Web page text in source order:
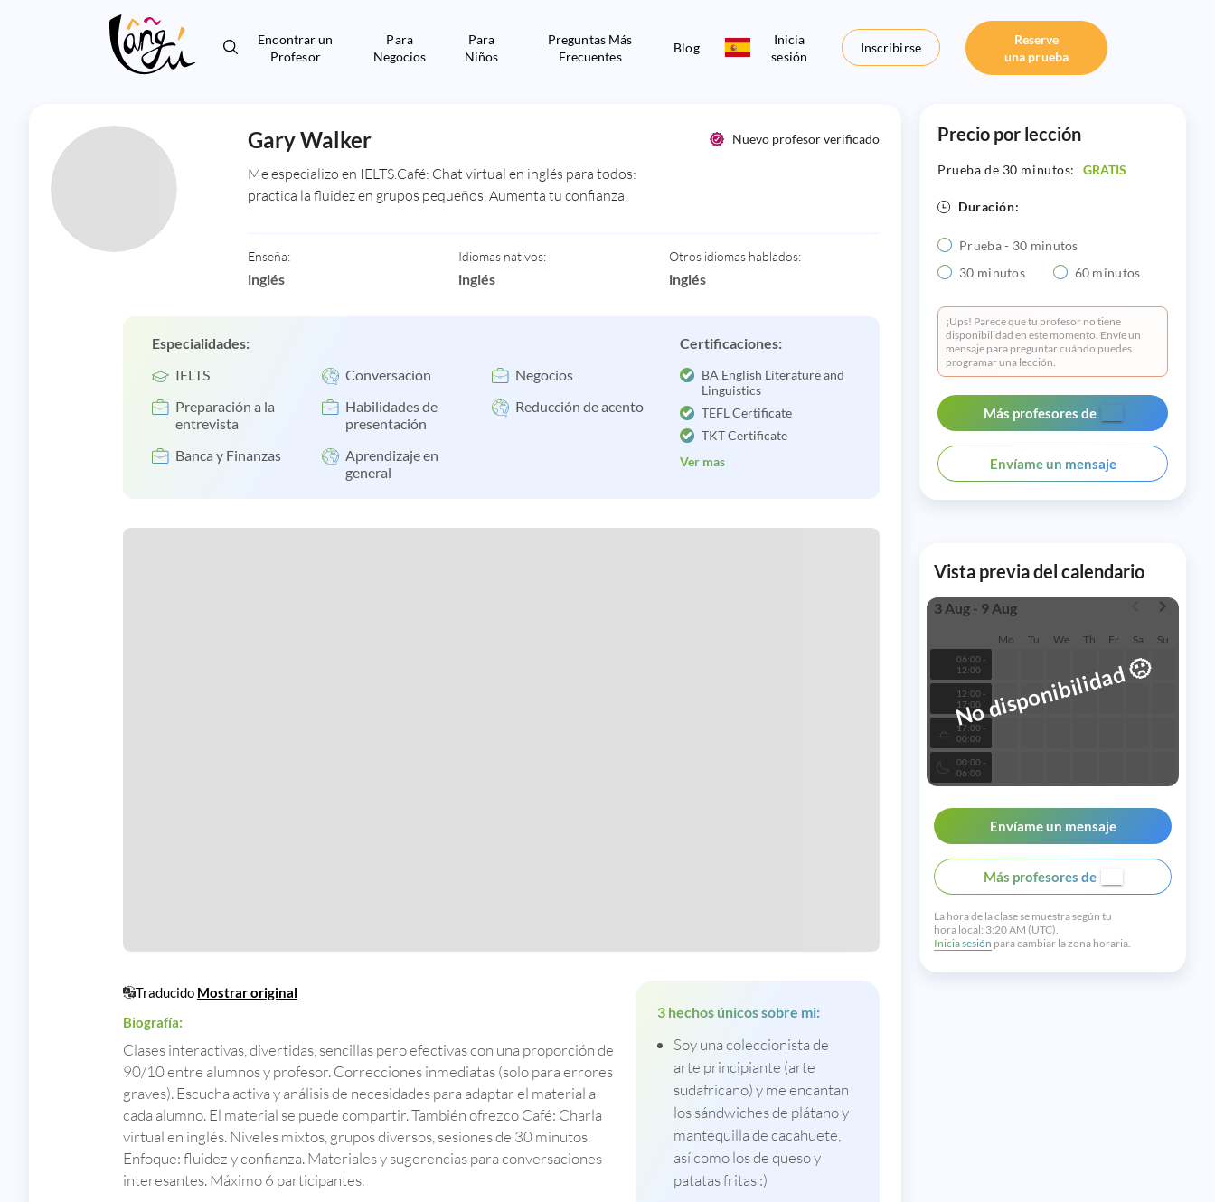
Encontrar un
Profesor
Para
Negocios
Para
Niños
Preguntas Más
Frecuentes
Blog
Inicia
sesión
Inscribirse
Reserve
una prueba
Gary Walker
Me especializo en IELTS.Café: Chat virtual en inglés para todos:
practica la fluidez en grupos pequeños. Aumenta tu confianza.
Nuevo profesor verificado
Enseña:
inglés
Idiomas nativos:
inglés
Otros idiomas hablados:
inglés
Especialidades:
IELTS
Conversación
Negocios
Preparación a la
entrevista
Habilidades de
presentación
Reducción de acento
Banca y Finanzas
Aprendizaje en
general
Certificaciones:
BA English Literature and
Linguistics
TEFL Certificate
TKT Certificate
Ver mas
Traducido Mostrar original
Biografía:
Clases interactivas, divertidas, sencillas pero efectivas con una proporción de
90/10 entre alumnos y profesor. Correcciones inmediatas (solo para errores
graves). Escucha activa y análisis de necesidades para adaptar el material a
cada alumno. El material se puede compartir. También ofrezco Café: Charla
virtual en inglés. Niveles mixtos, grupos diversos, sesiones de 30 minutos.
Enfoque: fluidez y confianza. Materiales y sugerencias para conversaciones
interesantes. Máximo 6 participantes.
3 hechos únicos sobre mi:
Soy una coleccionista de
arte principiante (arte
sudafricano) y me encantan
los sándwiches de plátano y
mantequilla de cacahuete,
así como los de queso y
patatas fritas :)
Precio por lección
Prueba de 30 minutos: GRATIS
Duración:
Prueba - 30 minutos
30 minutos
60 minutos
¡Ups! Parece que tu profesor no tiene
disponibilidad en este momento. Envíe un
mensaje para preguntar cuándo puedes
programar una lección.
Más profesores de
Envíame un mensaje
Vista previa del calendario
3 Aug - 9 Aug
Mo Tu We Th Fr Sa Su
06:00 -
12:00
12:00 -
17:00
17:00 -
00:00
00:00 -
06:00
No disponibilidad🙁
Envíame un mensaje
Más profesores de
La hora de la clase se muestra según tu
hora local: 3:20 AM (UTC).
Inicia sesión para cambiar la zona horaria.